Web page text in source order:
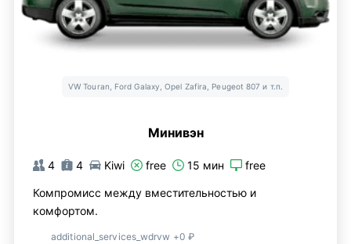
VW Touran, Ford Galaxy, Opel Zafira, Peugeot 807 и т.п.
Минивэн
4 4 Kiwi free 15 мин free
Компромисс между вместительностью и
комфортом.
additional_services_wdrvw +0 ₽